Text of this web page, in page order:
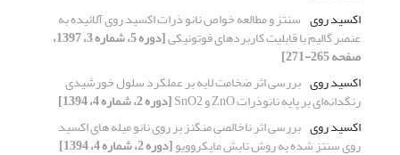
اکسید روی سنتز و مطالعه خواص نانو ذرات اکسید روی آلائیده به
عنصر گالیم با قابلیت کاربردهای فوتونیکی [دوره 5، شماره 3، 1397،
صفحه 265-271]
اکسید روی بررسی اثر ضخامت لایه بر عملکرد سلول خورشیدی
رنگدانه‌ای بر پایه نانوذرات ZnO و SnO2
[دوره 2، شماره 4، 1394]
اکسید روی بررسی اثر ناخالصی منگنز بر روی نانو میله های اکسید
روی سنتز شده به روش تابش مایکروویو[دوره 2، شماره 4، 1394]